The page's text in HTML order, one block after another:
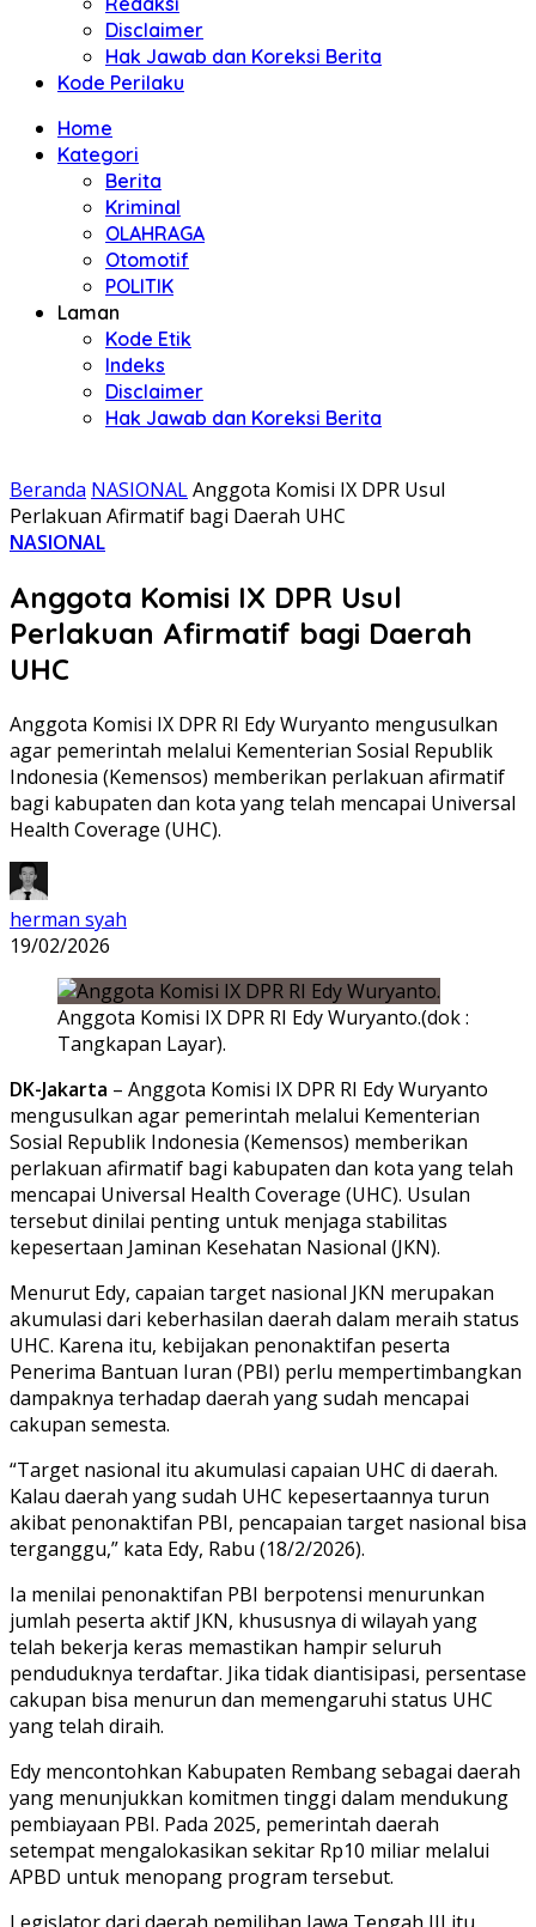
Disclaimer
Hak Jawab dan Koreksi Berita
Kode Perilaku
Home
Kategori
Berita
Kriminal
OLAHRAGA
Otomotif
POLITIK
Laman
Kode Etik
Indeks
Disclaimer
Hak Jawab dan Koreksi Berita
Beranda NASIONALAnggota Komisi IX DPR Usul
Perlakuan Afirmatif bagi Daerah UHC
NASIONAL
Anggota Komisi IX DPR Usul
Perlakuan Afirmatif bagi Daerah
UHC
Anggota Komisi IX DPR RI Edy Wuryanto mengusulkan
agar pemerintah melalui Kementerian Sosial Republik
Indonesia (Kemensos) memberikan perlakuan afirmatif
bagi kabupaten dan kota yang telah mencapai Universal
Health Coverage (UHC).
herman syah
19/02/2026
Anggota Komisi IX DPR RI Edy Wuryanto.(dok :
Tangkapan Layar).
DK-Jakarta – Anggota Komisi IX DPR RI Edy Wuryanto
mengusulkan agar pemerintah melalui Kementerian
Sosial Republik Indonesia (Kemensos) memberikan
perlakuan afirmatif bagi kabupaten dan kota yang telah
mencapai Universal Health Coverage (UHC). Usulan
tersebut dinilai penting untuk menjaga stabilitas
kepesertaan Jaminan Kesehatan Nasional (JKN).
Menurut Edy, capaian target nasional JKN merupakan
akumulasi dari keberhasilan daerah dalam meraih status
UHC. Karena itu, kebijakan penonaktifan peserta
Penerima Bantuan Iuran (PBI) perlu mempertimbangkan
dampaknya terhadap daerah yang sudah mencapai
cakupan semesta.
“Target nasional itu akumulasi capaian UHC di daerah.
Kalau daerah yang sudah UHC kepesertaannya turun
akibat penonaktifan PBI, pencapaian target nasional bisa
terganggu,” kata Edy, Rabu (18/2/2026).
Ia menilai penonaktifan PBI berpotensi menurunkan
jumlah peserta aktif JKN, khususnya di wilayah yang
telah bekerja keras memastikan hampir seluruh
penduduknya terdaftar. Jika tidak diantisipasi, persentase
cakupan bisa menurun dan memengaruhi status UHC
yang telah diraih.
Edy mencontohkan Kabupaten Rembangsebagai daerah
yang menunjukkan komitmen tinggi dalam mendukung
pembiayaan PBI. Pada 2025, pemerintah daerah
setempat mengalokasikan sekitar Rp10 miliar melalui
APBD untuk menopang program tersebut.